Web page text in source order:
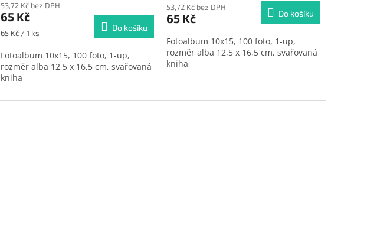
produktu
je
5,0
5
hvězdiček.
53,72 Kč bez DPH
65 Kč
Měrná
65 Kč / 1 ks
Do košíku
Fotoalbum 10x15, 100 foto, 1-up,
rozměr alba 12,5 x 16,5 cm, svařovaná
kniha
53,72 Kč bez DPH
65 Kč Do košíku
Fotoalbum 10x15, 100 foto, 1-up,
rozměr alba 12,5 x 16,5 cm, svařovaná
kniha